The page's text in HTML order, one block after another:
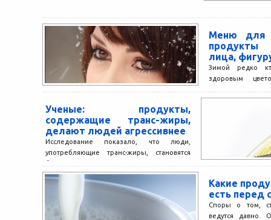
Меню для
продукты
лица,
Зимой редко
здоровым
исправить
Ученые: продукты,
содержащие транс-жиры,
делают людей агрессивнее
Исследование показало, что люди,
употребляющие транс-жиры, становятся
более раздражительными Доктор
медицинских наук из Калифорнии Беатрис
Голомб доказала, что потребление транс-
Какие
есть перед
Споры о том,
ведутся давно.